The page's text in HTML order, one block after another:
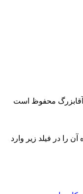
محفوظ است
جهت پیگیری وضعیت سفارش لطفا شماره آن را در فیلد زیر وارد